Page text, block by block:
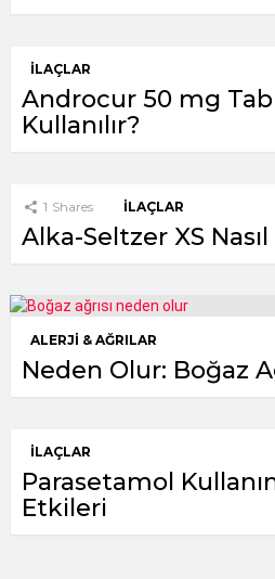
İLAÇLAR
Androcur 50 mg
Kullanılır?
1 Shares İLAÇLAR
Alka-Seltzer XS Nasıl
ALERJI & AĞRILAR
Neden Olur: Boğaz
İLAÇLAR
Parasetamol
Etkileri